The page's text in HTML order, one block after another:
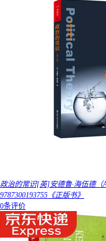
政治的常识[英]安德鲁·海伍德（
9787300193755《正版书》
0条评价